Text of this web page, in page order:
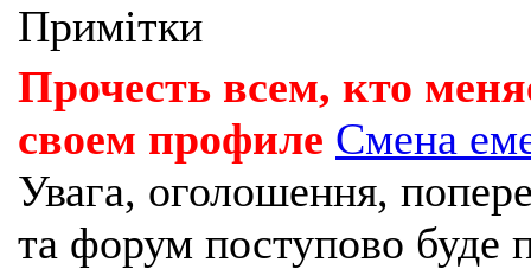
Примітки
Прочесть всем, кто
своем профиле Смена
Увага, оголошення,
та форум поступово буде